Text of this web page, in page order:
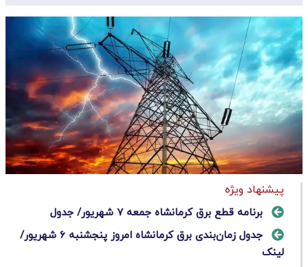
پیشنهاد ویژه
برنامه قطع برق کرمانشاه جمعه 7 شهریور/ جدول
جدول زمان‌بندی برق کرمانشاه امروز پنجشنبه ۶ شهریور/
لینک